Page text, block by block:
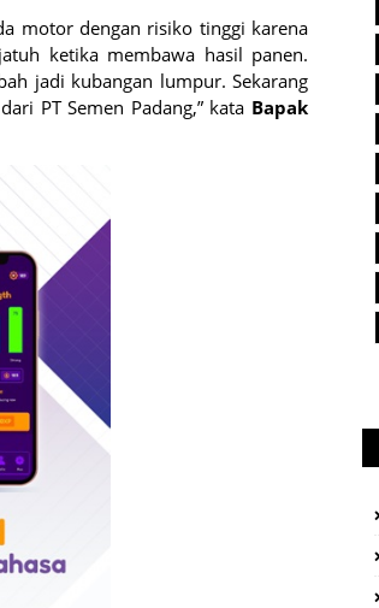
motor dengan risiko tinggi karena
ketika membawa hasil panen.
jadi kubangan lumpur. Sekarang
PT Semen Padang,” kata Bapak